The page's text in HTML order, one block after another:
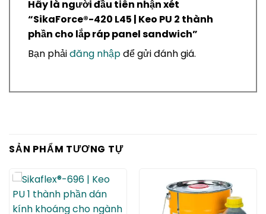
Hãy là người đầu tiên nhận xét
“SikaForce®-420 L45 | Keo PU 2 thành
phần cho lắp ráp panel sandwich”
Bạn phảiđăng nhậpđể gửi đánh giá.
SẢN PHẨM TƯƠNG TỰ